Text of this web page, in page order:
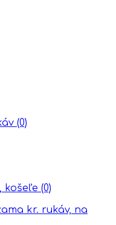
(0)
košeľe (0)
kr. rukáv, na